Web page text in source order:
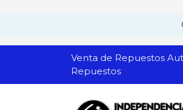
Venta de Repuestos
Repuestos